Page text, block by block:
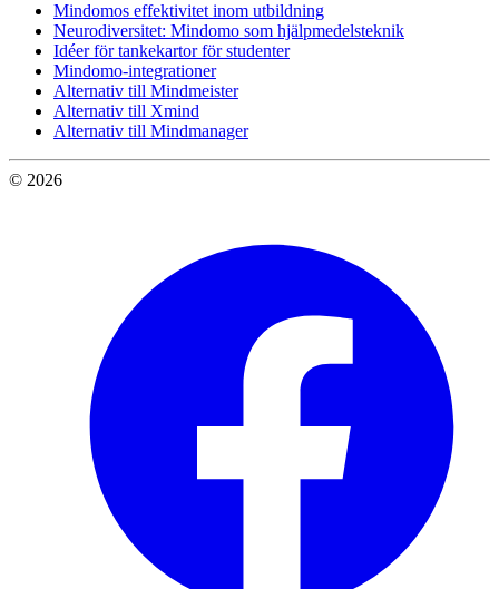
Mindomos effektivitet inom utbildning
Neurodiversitet: Mindomo som hjälpmedelsteknik
Idéer för tankekartor för studenter
Mindomo-integrationer
Alternativ till Mindmeister
Alternativ till Xmind
Alternativ till Mindmanager
© 2026